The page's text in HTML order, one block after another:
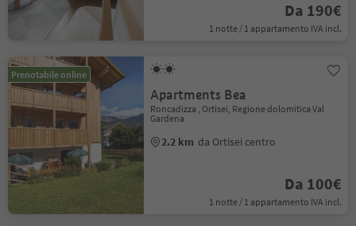
Da 190€
1 notte / 1 appartamento IVA incl.
Prenotabile online
Apartments Bea
Roncadizza , Ortisei, Regione dolomitica Val
Gardena
2.2 km da Ortisei centro
Da 100€
1 notte / 1 appartamento IVA incl.